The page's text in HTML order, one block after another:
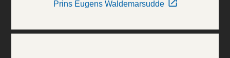
Prins Eugens Waldemarsudde